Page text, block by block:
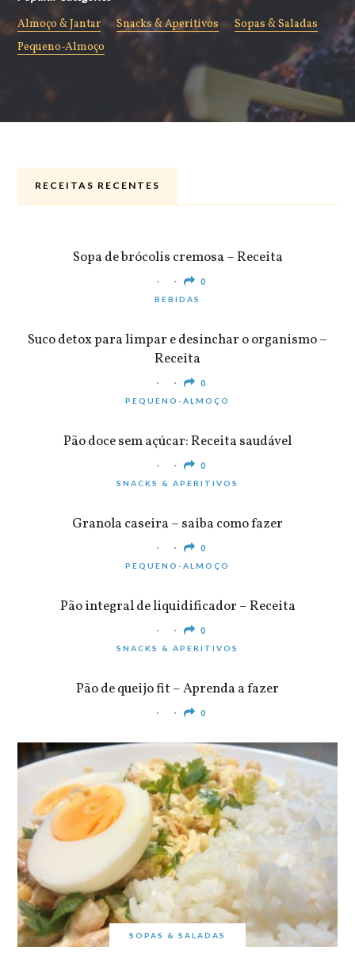
Almoço & Jantar Snacks & Aperitivos
Sopas & Saladas
Pequeno-Almoço
RECEITAS RECENTES
Sopa de brócolis cremosa – Receita
0
BEBIDAS
Suco detox para limpar e desinchar o organismo –
Receita
0
PEQUENO-ALMOÇO
Pão doce sem açúcar: Receita saudável
0
SNACKS & APERITIVOS
Granola caseira – saiba como fazer
0
PEQUENO-ALMOÇO
Pão integral de liquidificador – Receita
0
SNACKS & APERITIVOS
Pão de queijo fit – Aprenda a fazer
0
SOPAS & SALADAS